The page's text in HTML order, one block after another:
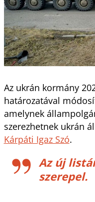
Az ukrán kormány
határozatával
amelynek
szerezhetnek ukrán
Kárpáti Igaz Szó.
Az új
szerepel.